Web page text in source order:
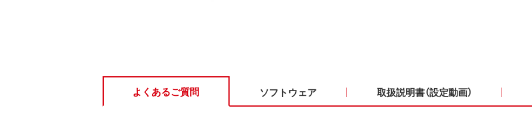
よくあるご質問 ソフトウェア 取扱説明書（設定動画）